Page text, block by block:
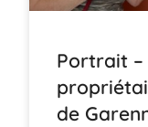
Portrait –
de